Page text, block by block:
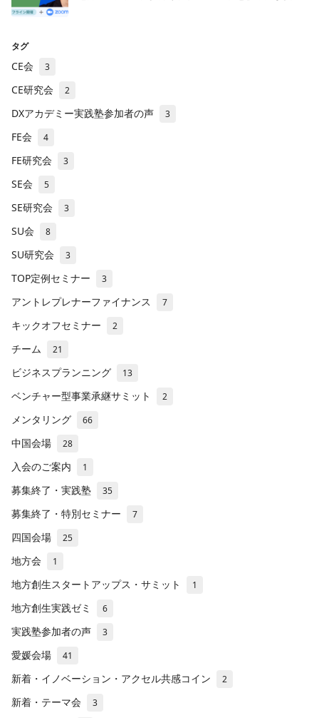
タグ
CE会 3
CE研究会 2
DXアカデミー実践塾参加者の声 3
FE会 4
FE研究会 3
SE会 5
SE研究会 3
SU会 8
SU研究会 3
TOP定例セミナー 3
アントレプレナーファイナンス 7
キックオフセミナー 2
チーム 21
ビジネスプランニング 13
ベンチャー型事業承継サミット 2
メンタリング 66
中国会場 28
入会のご案内 1
募集終了・実践塾 35
募集終了・特別セミナー 7
四国会場 25
地方会 1
地方創生スタートアップス・サミット 1
地方創生実践ゼミ 6
実践塾参加者の声 3
愛媛会場 41
新着・イノベーション・アクセル共感コイン 2
新着・テーマ会 3